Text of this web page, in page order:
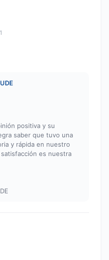
positiva y su
saber que tuvo una
y rápida en nuestro
satisfacción es nuestra